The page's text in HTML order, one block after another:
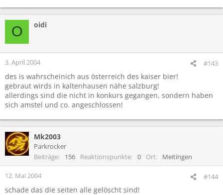
O oidi
3. April 2004 #143
des is wahrscheinich aus österreich des kaiser bier!
gebraut wirds in kaltenhausen nähe salzburg!
allerdings sind die nicht in konkurs gegangen, sondern haben
sich amstel und co. angeschlossen!
Mk2003
Parkrocker
Beiträge
156 Reaktionspunkte 0 Ort Meitingen
12. Mai 2004 #144
schade das die seiten alle gelöscht sind!